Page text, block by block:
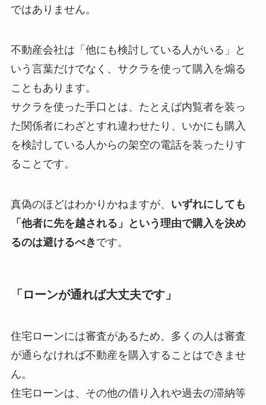
ではありません。
不動産会社は「他にも検討している人がいる」と
いう言葉だけでなく、サクラを使って購入を煽る
こともあります。
サクラを使った手口とは、たとえば内覧者を装っ
た関係者にわざとすれ違わせたり、いかにも購入
を検討している人からの架空の電話を装ったりす
ることです。
真偽のほどはわかりかねますが、 いずれにしても
「他者に先を越される」という理由で購入を決め
るのは避けるべき です。
「ローンが通れば大丈夫です」
住宅ローンには審査があるため、多くの人は審査
が通らなければ不動産を購入することはできませ
ん。
住宅ローンは、その他の借り入れや過去の滞納等